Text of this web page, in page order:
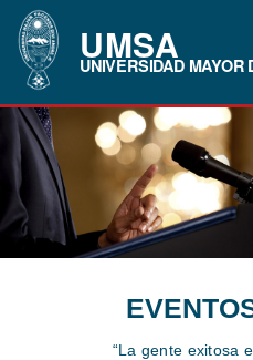
UMSA
UNIVERSIDAD MAYOR
“La gente exitosa